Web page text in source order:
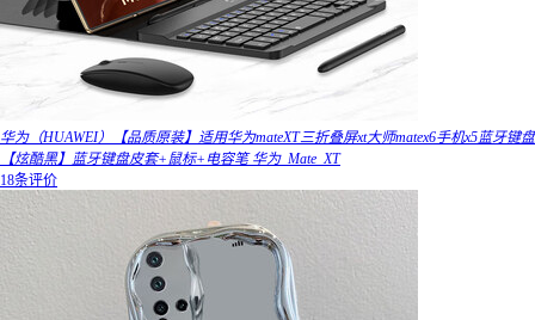
华为（HUAWEI）【品质原装】适用华为mateXT三折叠屏xt大师matex6手机x5蓝牙键盘
【炫酷黑】蓝牙键盘皮套+鼠标+电容笔 华为_Mate_XT
18条评价